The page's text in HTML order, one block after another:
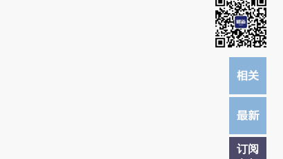
订阅